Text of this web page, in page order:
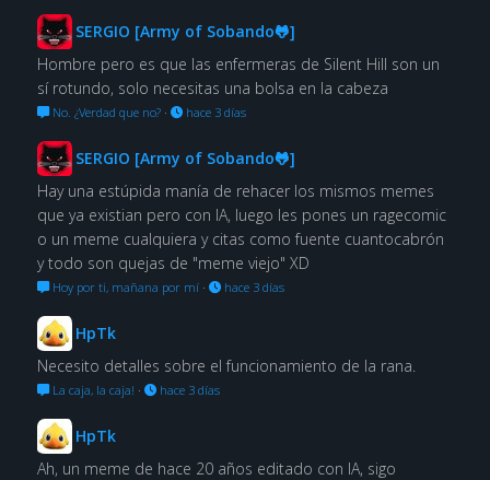
SERGIO [Army of Sobando🐸]
Hombre pero es que las enfermeras de Silent Hill son un
sí rotundo, solo necesitas una bolsa en la cabeza
No. ¿Verdad que no?· hace 3 días
SERGIO [Army of Sobando🐸]
Hay una estúpida manía de rehacer los mismos memes
que ya existian pero con IA, luego les pones un ragecomic
o un meme cualquiera y citas como fuente cuantocabrón
y todo son quejas de "meme viejo" XD
Hoy por ti, mañana por mí· hace 3 días
HpTk
Necesito detalles sobre el funcionamiento de la rana.
La caja, la caja! · hace 3 días
HpTk
Ah, un meme de hace 20 años editado con IA, sigo